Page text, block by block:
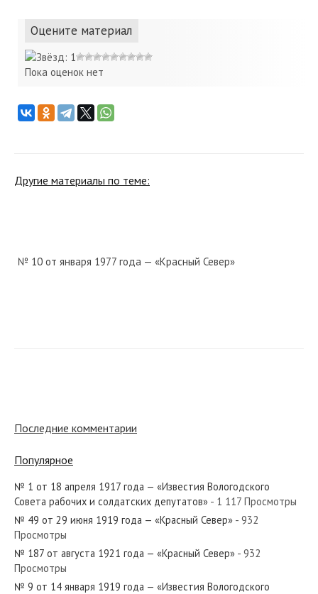
Оцените материал
Пока оценок нет
Другие материалы по теме:
№ 10 от января 1977 года — «Красный Север»
№ 260 от ноября 1928 года — «Красный Север»
№ 291 от декабря 1984 года — «Красный Север»
Последние комментарии
Популярное
№ 1 от 18 апреля 1917 года — «Известия Вологодского
Совета рабочих и солдатских депутатов» - 1 117 Просмотры
№ 49 от 29 июня 1919 года — «Красный Север» - 932
Просмотры
№ 187 от августа 1921 года — «Красный Север» - 932
Просмотры
№ 9 от 14 января 1919 года — «Известия Вологодского